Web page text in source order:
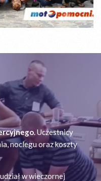
. Uczestnicy
noclegu oraz koszty
w wieczornej